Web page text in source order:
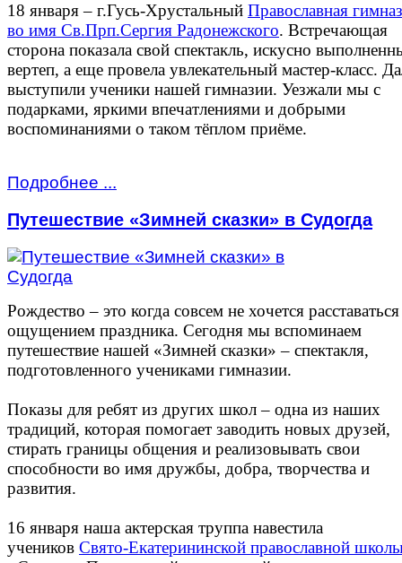
18 января – г.Гусь-Хрустальный Православная
во имя Св.Прп.Сергия Радонежского. Встречающая
сторона показала свой спектакль, искусно
вертеп, а еще провела увлекательный мастер-класс.
выступили ученики нашей гимназии. Уезжали мы с
подарками, яркими впечатлениями и добрыми
воспоминаниями о таком тёплом приёме.
Подробнее ...
Путешествие «Зимней сказки» в Судогда
Рождество – это когда совсем не хочется
ощущением праздника. Сегодня мы вспоминаем
путешествие нашей «Зимней сказки» – спектакля,
подготовленного учениками гимназии.
Показы для ребят из других школ – одна из наших
традиций, которая помогает заводить новых друзей,
стирать границы общения и реализовывать свои
способности во имя дружбы, добра, творчества и
развития.
16 января наша актерская труппа навестила
учеников Свято-Екатерининской православной